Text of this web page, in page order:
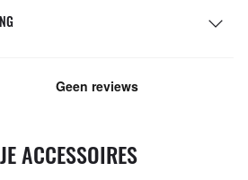
ACCESSOIRES